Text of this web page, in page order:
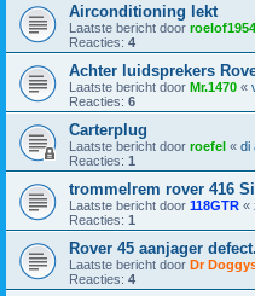
Airconditioning lekt
Laatste bericht door roelof1954
Reacties: 4
Achter luidsprekers
Laatste bericht door Mr.1470 «
Reacties: 6
Carterplug
Laatste bericht door roefel « di
Reacties: 1
trommelrem rover 416 Si
Laatste bericht door 118GTR «
Reacties: 1
Rover 45 aanjager defect.
Laatste bericht door Dr
Reacties: 4